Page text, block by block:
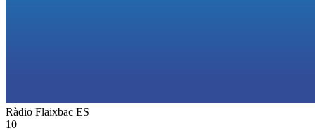
Ràdio Flaixbac ES
10